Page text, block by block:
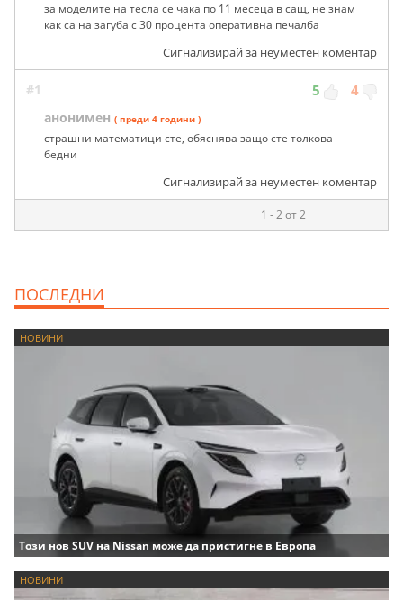
за моделите на тесла се чака по 11 месеца в сащ, не знам
как са на загуба с 30 процента оперативна печалба
Сигнализирай за неуместен коментар
#1 5 4
анонимен ( преди 4 години )
страшни математици сте, обяснява защо сте толкова
бедни
Сигнализирай за неуместен коментар
1 - 2 от 2
ПОСЛЕДНИ
НОВИНИ
Този нов SUV на Nissan може да пристигне в Европа
НОВИНИ